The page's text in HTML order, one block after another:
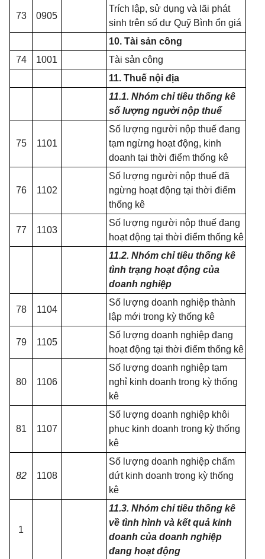
73 0905
Trích lập, sử dụng và lãi phát
sinh trên số dư Quỹ Bình ổn giá
10. Tài sản công
74
1001
Tài sản công
11. Thuế nội địa
11.1. Nhóm chỉ tiêu thống kê
số lượng người nộp thuế
75 1101
Số lượng người nộp thuế đang
tạm ngừng hoạt động, kinh
doanh tại thời điểm thống kê
76 1102
Số lượng người nộp thuế đã
ngừng hoạt động tại thời điểm
thống kê
77 1103
Số lượng người nộp thuế đang
hoạt động tại thời điểm thống kê
11.2. Nhóm chỉ tiêu thống kê
tình trạng hoạt động của
doanh nghiệp
78 1104
Số lượng doanh nghiệp thành
lập mới trong kỳ thống kê
79 1105
Số lượng doanh nghiệp đang
hoạt động tại thời điểm thống kê
80 1106
Số lượng doanh nghiệp tạm
nghỉ kinh doanh trong kỳ thống
kê
81 1107
Số lượng doanh nghiệp khôi
phục kinh doanh trong kỳ thống
kê
82 1108
Số lượng doanh nghiệp chấm
dứt kinh doanh trong kỳ thống
kê
1
11.3. Nhóm chỉ tiêu thống kê
về tình hình và kết quả kinh
doanh của doanh nghiệp
đang hoạt động